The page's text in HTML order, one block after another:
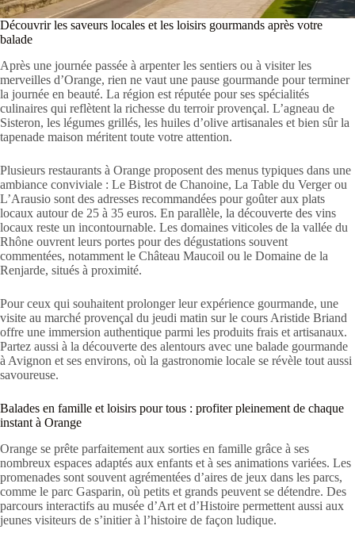
Découvrir les saveurs locales et les loisirs gourmands après votre
balade
Après une journée passée à arpenter les sentiers ou à visiter les
merveilles d’Orange, rien ne vaut une pause gourmande pour terminer
la journée en beauté. La région est réputée pour ses spécialités
culinaires qui reflètent la richesse du terroir provençal. L’agneau de
Sisteron, les légumes grillés, les huiles d’olive artisanales et bien sûr la
tapenade maison méritent toute votre attention.
Plusieurs restaurants à Orange proposent des menus typiques dans une
ambiance conviviale : Le Bistrot de Chanoine, La Table du Verger ou
L’Arausio sont des adresses recommandées pour goûter aux plats
locaux autour de 25 à 35 euros. En parallèle, la découverte des vins
locaux reste un incontournable. Les domaines viticoles de la vallée du
Rhône ouvrent leurs portes pour des dégustations souvent
commentées, notamment le Château Maucoil ou le Domaine de la
Renjarde, situés à proximité.
Pour ceux qui souhaitent prolonger leur expérience gourmande, une
visite au marché provençal du jeudi matin sur le cours Aristide Briand
offre une immersion authentique parmi les produits frais et artisanaux.
Partez aussi à la découverte des alentours avec une balade gourmande
à Avignon et ses environs, où la gastronomie locale se révèle tout aussi
savoureuse.
Balades en famille et loisirs pour tous : profiter pleinement de chaque
instant à Orange
Orange se prête parfaitement aux sorties en famille grâce à ses
nombreux espaces adaptés aux enfants et à ses animations variées. Les
promenades sont souvent agrémentées d’aires de jeux dans les parcs,
comme le parc Gasparin, où petits et grands peuvent se détendre. Des
parcours interactifs au musée d’Art et d’Histoire permettent aussi aux
jeunes visiteurs de s’initier à l’histoire de façon ludique.